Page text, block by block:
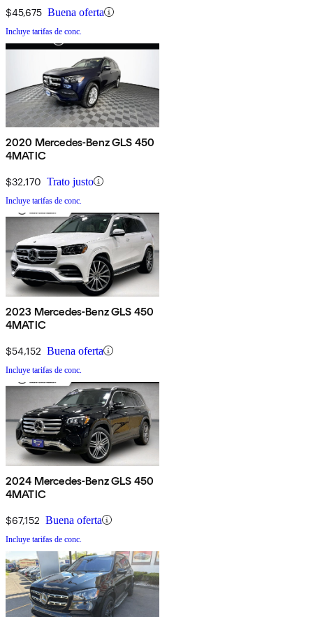
$45,675 Buena oferta
Incluye tarifas de conc.
2020 Mercedes-Benz GLS 450
4MATIC
$32,170 Trato justo
Incluye tarifas de conc.
2023 Mercedes-Benz GLS 450
4MATIC
$54,152 Buena oferta
Incluye tarifas de conc.
2024 Mercedes-Benz GLS 450
4MATIC
$67,152 Buena oferta
Incluye tarifas de conc.